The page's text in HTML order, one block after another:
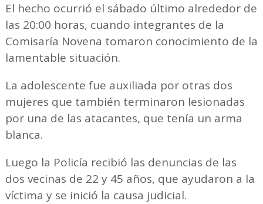
El hecho ocurrió el sábado último alrededor de
las 20:00 horas, cuando integrantes de la
Comisaría Novena tomaron conocimiento de la
lamentable situación.
La adolescente fue auxiliada por otras dos
mujeres que también terminaron lesionadas
por una de las atacantes, que tenía un arma
blanca.
Luego la Policía recibió las denuncias de las
dos vecinas de 22 y 45 años, que ayudaron a la
víctima y se inició la causa judicial.